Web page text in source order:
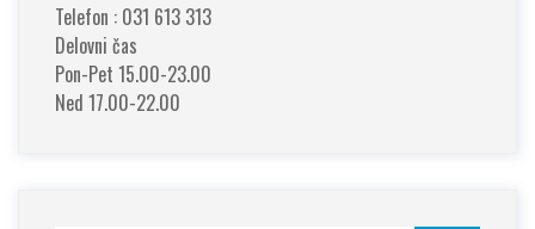
Telefon : 031 613 313
Delovni čas
Pon-Pet 15.00-23.00
Ned 17.00-22.00